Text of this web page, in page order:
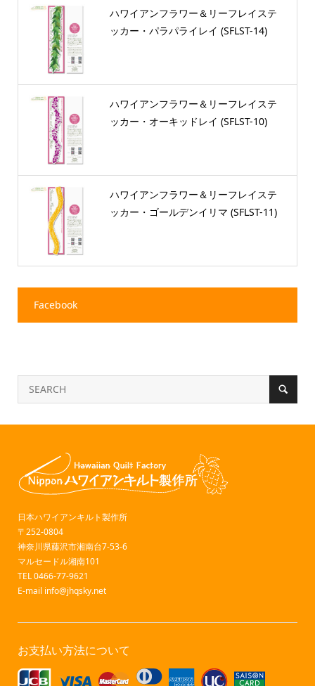
ハワイアンフラワー＆リーフレイステ
ッカー・パラパライレイ (SFLST-14)
ハワイアンフラワー＆リーフレイステ
ッカー・オーキッドレイ (SFLST-10)
ハワイアンフラワー＆リーフレイステ
ッカー・ゴールデンイリマ (SFLST-11)
Facebook
日本ハワイアンキルト製作所
〒252-0804
神奈川県藤沢市湘南台7-53-6
マルセードル湘南101
TEL 0466-77-9621
E-mail info@jhqsky.net
お支払い方法について